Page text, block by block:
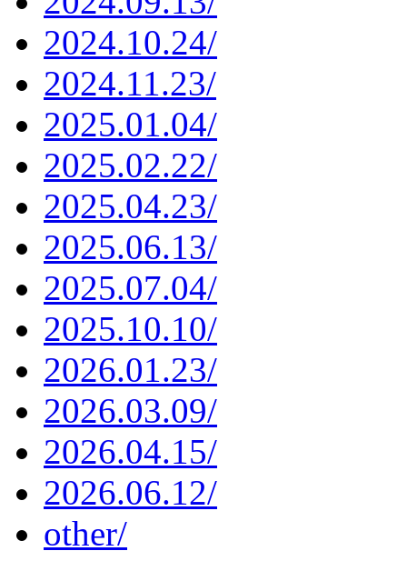
2024.10.24/
2024.11.23/
2025.01.04/
2025.02.22/
2025.04.23/
2025.06.13/
2025.07.04/
2025.10.10/
2026.01.23/
2026.03.09/
2026.04.15/
2026.06.12/
other/